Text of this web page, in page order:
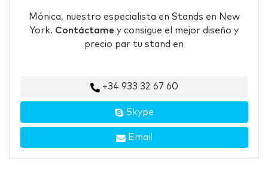
Mónica, nuestro especialista en Stands en New
York. Contáctame y consigue el mejor diseño y
precio par tu stand en
+34 933 32 67 60
Skype
Email